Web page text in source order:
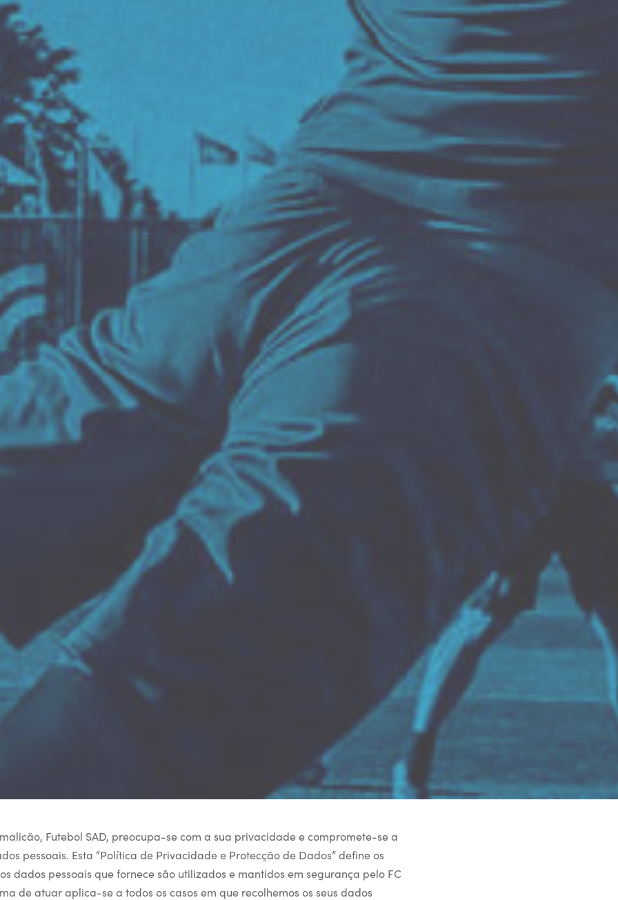
Futebol SAD, preocupa-se com a sua privacidade e compromete-se a
pessoais. Esta “Política de Privacidade e Protecção de Dados” define os
dados pessoais que fornece são utilizados e mantidos em segurança pelo FC
de atuar aplica-se a todos os casos em que recolhemos os seus dados